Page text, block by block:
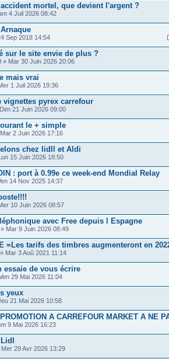
mortel, que devient l'argent ?
4 Juil 2026 08:42
Sep 2018 14:54
sur le site envie de plus ?
» Mar 30 Juin 2026 20:06
mais vrai
1 Juil 2026 19:36
vignettes pyrex carrefour
21 Juin 2026 09:00
le + simple
2 Juin 2026 17:16
chez lidll et Aldi
15 Juin 2026 18:50
: port à 0.99e ce week-end Mondial Relay
14 Nov 2025 14:37
10 Juin 2026 08:57
avec Free depuis l Espagne
» Mar 9 Juin 2026 08:49
=Les tarifs des timbres augmenteront en
» Mar 3 Aoû 2021 11:14
essaie de vous écrire
29 Mai 2026 11:04
yeux
21 Mai 2026 10:58
A CARREFOUR MARKET A NE
9 Mai 2026 16:23
Mer 29 Avr 2026 13:29